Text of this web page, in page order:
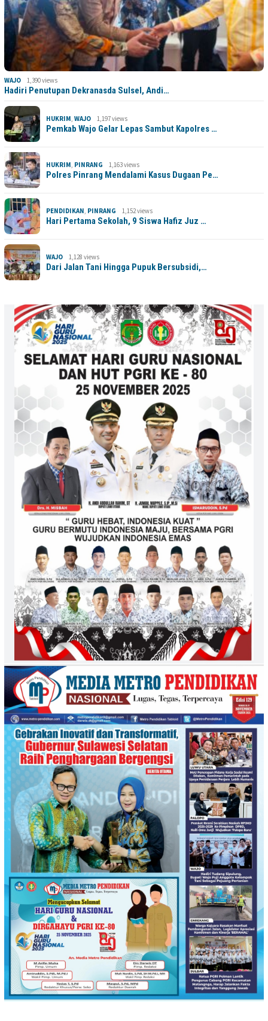
WAJO 1,390 views
Hadiri Penutupan Dekranasda Sulsel, Andi…
HUKRIM, WAJO 1,197 views
Pemkab Wajo Gelar Lepas Sambut Kapolres …
HUKRIM, PINRANG 1,163 views
Polres Pinrang Mendalami Kasus Dugaan Pe…
PENDIDIKAN, PINRANG 1,152 views
Hari Pertama Sekolah, 9 Siswa Hafiz Juz …
WAJO 1,128 views
Dari Jalan Tani Hingga Pupuk Bersubsidi,…